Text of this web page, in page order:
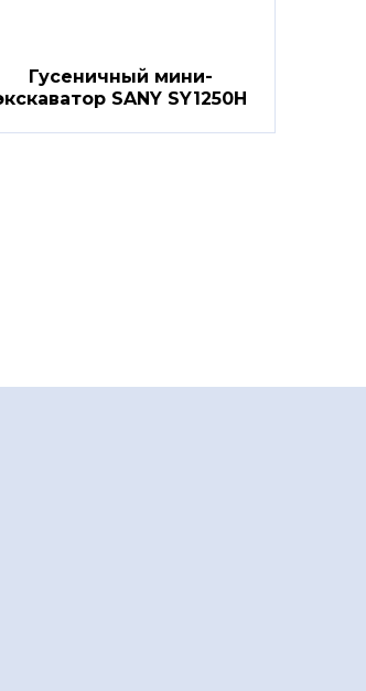
Гусеничный мини-
SANY SY1250H